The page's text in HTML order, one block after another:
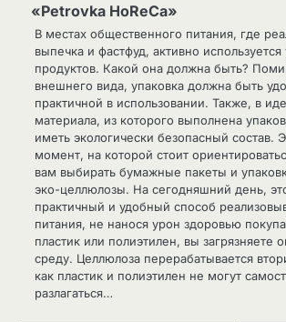
«Petrovka HoReCa»
В местах общественного питания, где
выпечка и фастфуд, активно используется
продуктов. Какой она должна быть?
внешнего вида, упаковка должна быть
практичной в использовании. Также, в
материала, из которого выполнена
иметь экологически безопасный состав.
момент, на которой стоит
вам выбирать бумажные пакеты и
эко-целлюлозы. На сегодняшний день,
практичный и удобный способ
питания, не нанося урон здоровью
пластик или полиэтилен, вы
среду. Целлюлоза перерабатывается
как пластик и полиэтилен не могут
разлагаться…